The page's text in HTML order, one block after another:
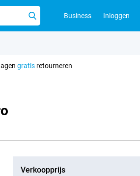
Business Inloggen
gratisretourneren
Verkoopprijs